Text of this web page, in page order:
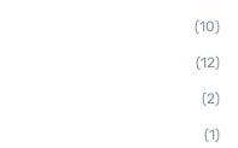
(10)
(12)
(2)
(1)